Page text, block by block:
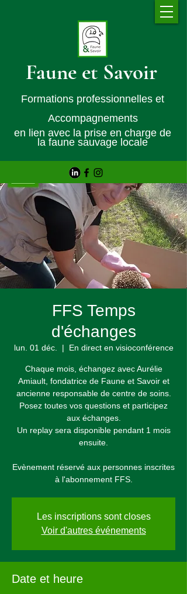
Faune et Savoir
Formations professionnelles et
Accompagnements
en lien avec la prise en charge de
la faune sauvage locale
FFS Temps
d'échanges
lun. 01 déc.
  |
En direct en visioconférence
Chaque mois, échangez avec Aurélie
Amiault, fondatrice de Faune et Savoir et
ancienne responsable de centre de soins.
Posez toutes vos questions et participez
aux échanges.
Un replay sera disponible pendant 1 mois
ensuite.
Evènement réservé aux personnes inscrites
à l'abonnement FFS.
Les inscriptions sont closes
Voir d'autres événements
Date et heure